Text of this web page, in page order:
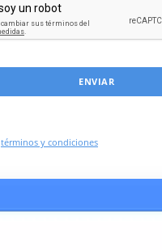
ENVIAR
términos y condiciones